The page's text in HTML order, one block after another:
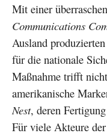
Mit einer
Communications
Ausland
für die nationale
Maßnahme trifft
amerikanische
Nest, deren
Für viele Akteure